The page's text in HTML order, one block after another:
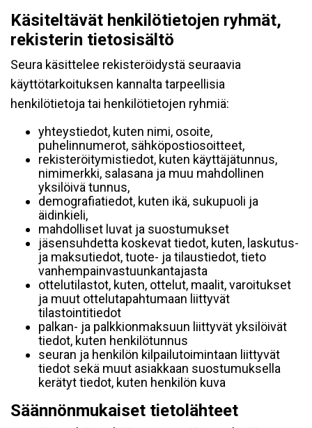
Käsiteltävät henkilötietojen ryhmät,
rekisterin tietosisältö
Seura käsittelee rekisteröidystä seuraavia
käyttötarkoituksen kannalta tarpeellisia
henkilötietoja tai henkilötietojen ryhmiä:
yhteystiedot, kuten nimi, osoite,
puhelinnumerot, sähköpostiosoitteet,
rekisteröitymistiedot, kuten käyttäjätunnus,
nimimerkki, salasana ja muu mahdollinen
yksilöivä tunnus,
demografiatiedot, kuten ikä, sukupuoli ja
äidinkieli,
mahdolliset luvat ja suostumukset
jäsensuhdetta koskevat tiedot, kuten, laskutus-
ja maksutiedot, tuote- ja tilaustiedot, tieto
vanhempainvastuunkantajasta
ottelutilastot, kuten, ottelut, maalit, varoitukset
ja muut ottelutapahtumaan liittyvät
tilastointitiedot
palkan- ja palkkionmaksuun liittyvät yksilöivät
tiedot, kuten henkilötunnus
seuran ja henkilön kilpailutoimintaan liittyvät
tiedot sekä muut asiakkaan suostumuksella
kerätyt tiedot, kuten henkilön kuva
Säännönmukaiset tietolähteet